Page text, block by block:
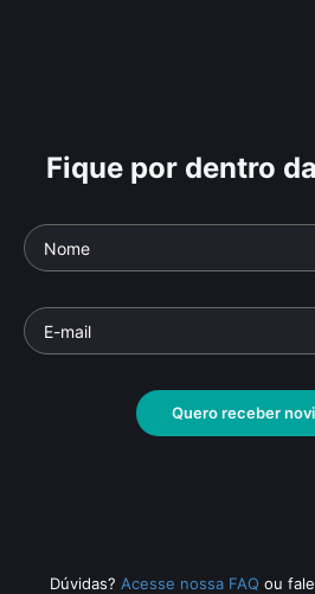
Série Parte 1
Fique por dentro
Quero receber
Dúvidas? Acesse nossa FAQ ou